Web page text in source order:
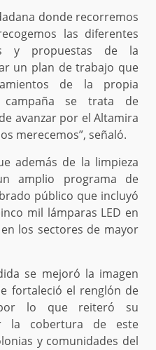
donde recorremos
las diferentes
y propuestas de la
un plan de trabajo que
de la propia
campaña se trata de
avanzar por el Altamira
merecemos”, señaló.
además de la limpieza
amplio programa de
público que incluyó
mil lámparas LED en
los sectores de mayor
se mejoró la imagen
fortaleció el renglón de
lo que reiteró su
la cobertura de este
y comunidades del